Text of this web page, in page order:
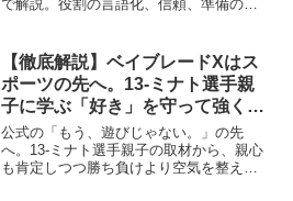
で解説。役割の言語化、信頼、準備の
【徹底解説】ベイブレードXはス
ポーツの先へ。13-ミナト選手親
子に学ぶ「好き」を守って強くな
る方法
公式の「もう、遊びじゃない。」の先
へ。13-ミナト選手親子の取材から、親心
も肯定しつつ勝ち負けより空気を整え